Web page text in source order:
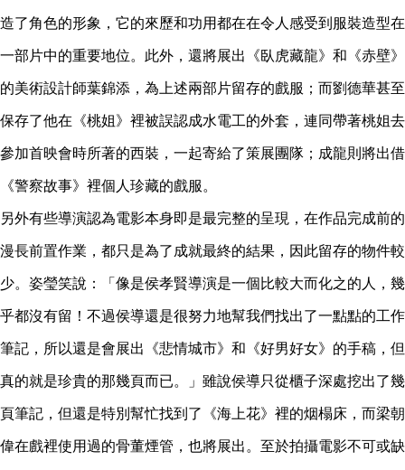
造了角色的形象，它的來歷和功用都在在令人感受到服裝造型在
一部片中的重要地位。此外，還將展出《臥虎藏龍》和《赤壁》
的美術設計師葉錦添，為上述兩部片留存的戲服；而劉德華甚至
保存了他在《桃姐》裡被誤認成水電工的外套，連同帶著桃姐去
參加首映會時所著的西裝，一起寄給了策展團隊；成龍則將出借
《警察故事》裡個人珍藏的戲服。
另外有些導演認為電影本身即是最完整的呈現，在作品完成前的
漫長前置作業，都只是為了成就最終的結果，因此留存的物件較
少。姿瑩笑說：「像是侯孝賢導演是一個比較大而化之的人，幾
乎都沒有留！不過侯導還是很努力地幫我們找出了一點點的工作
筆記，所以還是會展出《悲情城市》和《好男好女》的手稿，但
真的就是珍貴的那幾頁而已。」雖說侯導只從櫃子深處挖出了幾
頁筆記，但還是特別幫忙找到了《海上花》裡的烟榻床，而梁朝
偉在戲裡使用過的骨董煙管，也將展出。至於拍攝電影不可或缺